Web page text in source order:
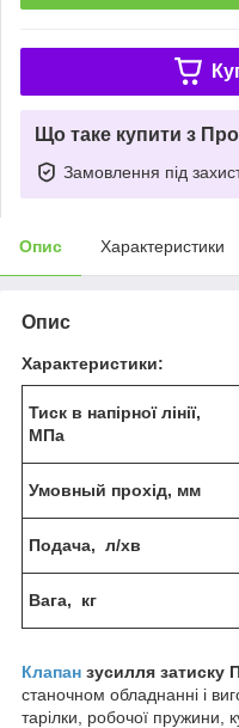
Що таке купити з
Замовлення під
Опис Характеристики
Опис
Характеристики:
Тиск в напірноїлінії,
МПа
Умовный прохід, мм
Подача, л/хв
Вага, кг
Клапан зусилля затиску
станочном обладнанні і
тарілки, робочої пружини,